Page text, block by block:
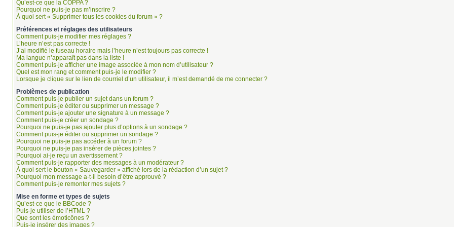
Qu’est-ce que la COPPA ?
Pourquoi ne puis-je pas m’inscrire ?
À quoi sert « Supprimer tous les cookies du forum » ?
Préférences et réglages des utilisateurs
Comment puis-je modifier mes réglages ?
L’heure n’est pas correcte !
J’ai modifié le fuseau horaire mais l’heure n’est toujours pas correcte !
Ma langue n’apparaît pas dans la liste !
Comment puis-je afficher une image associée à mon nom d’utilisateur ?
Quel est mon rang et comment puis-je le modifier ?
Lorsque je clique sur le lien de courriel d’un utilisateur, il m’est demandé de me connecter ?
Problèmes de publication
Comment puis-je publier un sujet dans un forum ?
Comment puis-je éditer ou supprimer un message ?
Comment puis-je ajouter une signature à un message ?
Comment puis-je créer un sondage ?
Pourquoi ne puis-je pas ajouter plus d’options à un sondage ?
Comment puis-je éditer ou supprimer un sondage ?
Pourquoi ne puis-je pas accéder à un forum ?
Pourquoi ne puis-je pas insérer de pièces jointes ?
Pourquoi ai-je reçu un avertissement ?
Comment puis-je rapporter des messages à un modérateur ?
À quoi sert le bouton « Sauvegarder » affiché lors de la rédaction d’un sujet ?
Pourquoi mon message a-t-il besoin d’être approuvé ?
Comment puis-je remonter mes sujets ?
Mise en forme et types de sujets
Qu’est-ce que le BBCode ?
Puis-je utiliser de l’HTML ?
Que sont les émoticônes ?
Puis-je insérer des images ?